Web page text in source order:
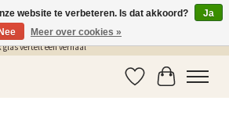
| Sherlocks Place: dé plek voor MONIN siropen, bar
vertelt een verhaal
Verlanglijst
website te verbeteren. Is dat akkoord?
Ja
Nee
Meer over cookies »